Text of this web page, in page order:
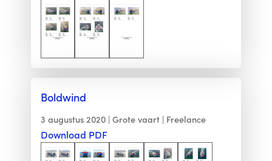
Boldwind
3 augustus 2020 Grote vaart Freelance
Download PDF